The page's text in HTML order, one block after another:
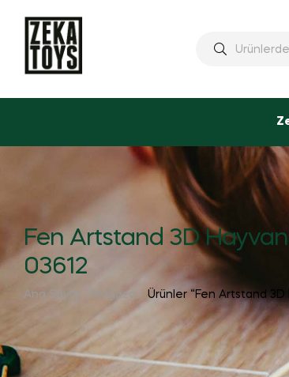
Fen Artstand 3D
03612
Ana Sayfa Mağaza Ürünler “Fen Artstand